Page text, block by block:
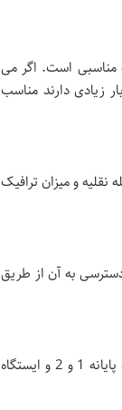
مناسبی است. اگر می
زیادی دارند مناسب
این مسافت بسته به وسیله نقلیه و میزان ترافیک
دسترسی به آن از طریق
خط 4 مترو تهران (خط زرد) به فرودگاه مهرآباد متصل است. فرودگاه مهرآباد دارای دو ایستگاه مترو است: ایستگاه پایانه 1 و 2 و ایستگاه